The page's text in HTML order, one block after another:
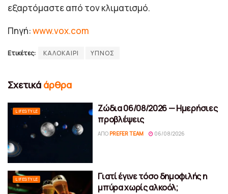
εξαρτόμαστε από τον κλιματισμό.
Πηγή:www.vox.com
Ετικέτες: ΚΑΛΟΚΑΙΡΙ ΥΠΝΟΣ
Σχετικά άρθρα
LIFESTYLE
Ζώδια 06/08/2026 — Ημερήσιες
προβλέψεις
ΑΠΌ PREFER TEAM 06/08/2026
LIFESTYLE
Γιατί έγινε τόσο δημοφιλής η
μπύρα χωρίς αλκοόλ;